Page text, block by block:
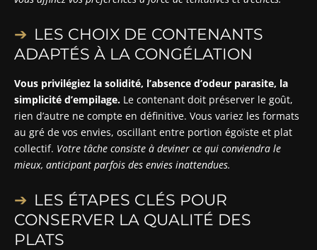
LES CHOIX DE CONTENANTS
ADAPTÉS À LA CONGÉLATION
Vous privilégiez la solidité, l’absence d’odeur parasite, la
simplicité d’empilage. Le contenant doit préserver le goût,
rien d’autre ne compte en définitive. Vous variez les formats
au gré de vos envies, oscillant entre portion égoïste et plat
collectif. Votre tâche consiste à deviner ce qui conviendra le
mieux, anticipant parfois des envies inattendues.
LES ÉTAPES CLÉS POUR
CONSERVER LA QUALITÉ DES
PLATS